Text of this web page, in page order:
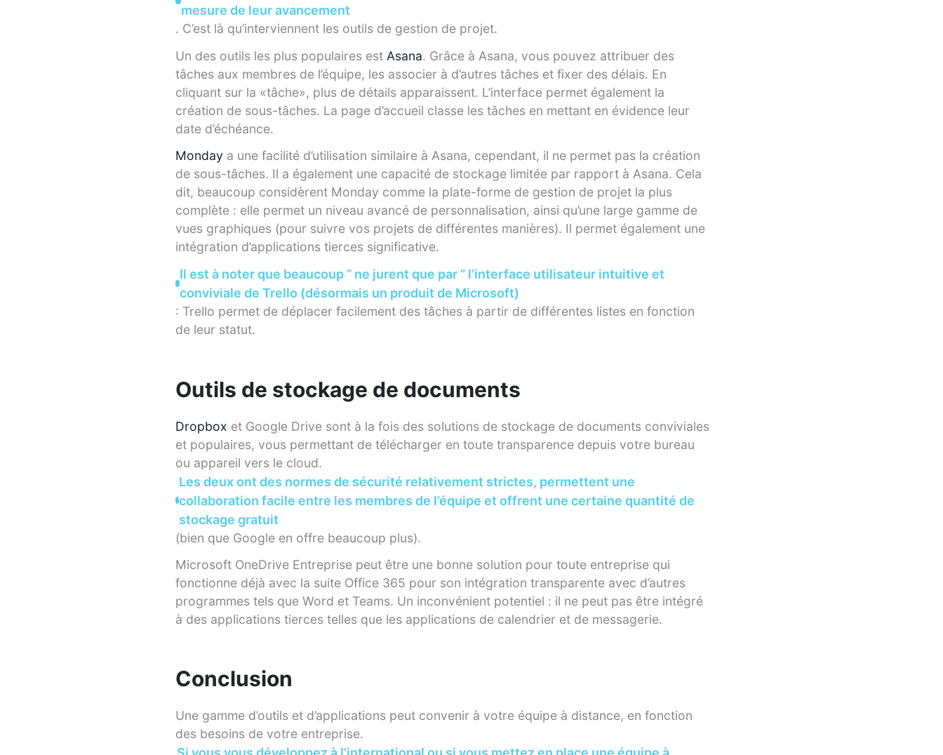
mesure de leur avancement
. C’est là qu’interviennent les outils de gestion de projet.
Un des outils les plus populaires est Asana. Grâce à Asana, vous pouvez attribuer des
tâches aux membres de l’équipe, les associer à d’autres tâches et fixer des délais. En
cliquant sur la «tâche», plus de détails apparaissent. L’interface permet également la
création de sous-tâches. La page d’accueil classe les tâches en mettant en évidence leur
date d’échéance.
Monday a une facilité d’utilisation similaire à Asana, cependant, il ne permet pas la création
de sous-tâches. Il a également une capacité de stockage limitée par rapport à Asana. Cela
dit, beaucoup considèrent Monday comme la plate-forme de gestion de projet la plus
complète : elle permet un niveau avancé de personnalisation, ainsi qu’une large gamme de
vues graphiques (pour suivre vos projets de différentes manières). Il permet également une
intégration d’applications tierces significative.
Il est à noter que beaucoup ” ne jurent que par ” l’interface utilisateur intuitive et
conviviale de Trello (désormais un produit de Microsoft)
: Trello permet de déplacer facilement des tâches à partir de différentes listes en fonction
de leur statut.
Outils de stockage de documents
Dropbox et Google Drive sont à la fois des solutions de stockage de documents conviviales
et populaires, vous permettant de télécharger en toute transparence depuis votre bureau
ou appareil vers le cloud.
Les deux ont des normes de sécurité relativement strictes, permettent une
collaboration facile entre les membres de l’équipe et offrent une certaine quantité de
stockage gratuit
(bien que Google en offre beaucoup plus).
Microsoft OneDrive Entreprise peut être une bonne solution pour toute entreprise qui
fonctionne déjà avec la suite Office 365 pour son intégration transparente avec d’autres
programmes tels que Word et Teams. Un inconvénient potentiel : il ne peut pas être intégré
à des applications tierces telles que les applications de calendrier et de messagerie.
Conclusion
Une gamme d’outils et d’applications peut convenir à votre équipe à distance, en fonction
des besoins de votre entreprise.